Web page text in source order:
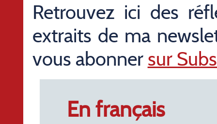
Retrouvez ici des
extraits de ma
vous abonner sur
En français